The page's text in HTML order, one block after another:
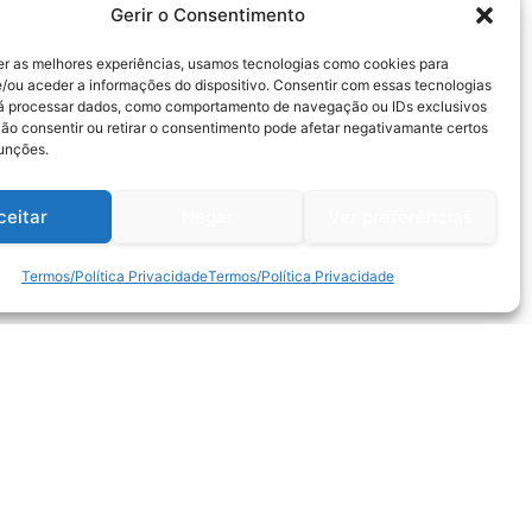
Gerir o Consentimento
as melhores experiências, usamos tecnologias como cookies para
ou aceder a informações do dispositivo. Consentir com essas tecnologias
processar dados, como comportamento de navegação ou IDs exclusivos
consentir ou retirar o consentimento pode afetar negativamante certos
Termos/Política PrivacidadeTermos/Política Privacidade